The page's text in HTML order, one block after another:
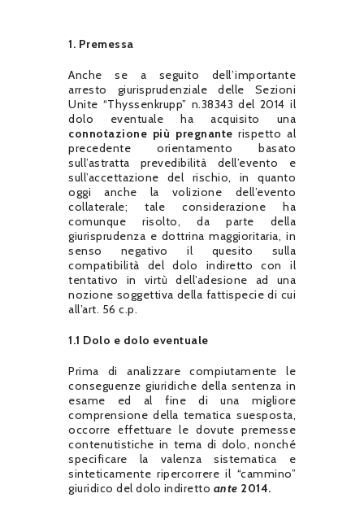
1. Premessa
Anche se a seguito dell’importante
arresto giurisprudenziale delle Sezioni
Unite “Thyssenkrupp” n.38343 del 2014 il
dolo eventuale ha acquisito una
connotazione più pregnante rispetto al
precedente orientamento basato
sull’astratta prevedibilità dell’evento e
sull’accettazione del rischio, in quanto
oggi anche la volizione dell’evento
collaterale; tale considerazione ha
comunque risolto, da parte della
giurisprudenza e dottrina maggioritaria, in
senso negativo il quesito sulla
compatibilità del dolo indiretto con il
tentativo in virtù dell’adesione ad una
nozione soggettiva della fattispecie di cui
all’art. 56 c.p.
1.1 Dolo e dolo eventuale
Prima di analizzare compiutamente le
conseguenze giuridiche della sentenza in
esame ed al fine di una migliore
comprensione della tematica suesposta,
occorre effettuare le dovute premesse
contenutistiche in tema di dolo, nonché
specificare la valenza sistematica e
sinteticamente ripercorrere il “cammino”
giuridico del dolo indiretto ante 2014.